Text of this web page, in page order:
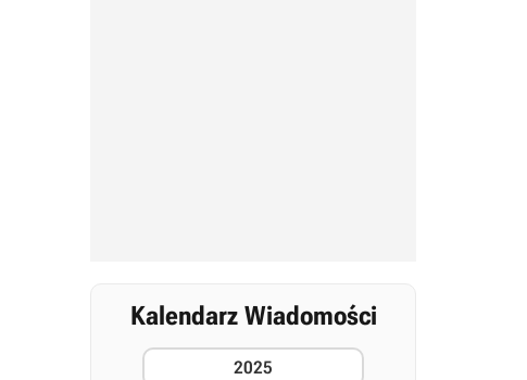
Kalendarz Wiadomości
2025